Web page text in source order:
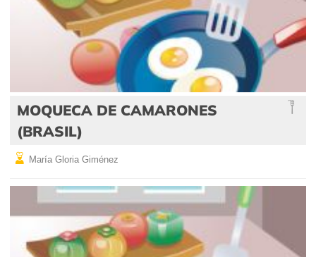
MOQUECA DE CAMARONES
(BRASIL)
María Gloria Giménez